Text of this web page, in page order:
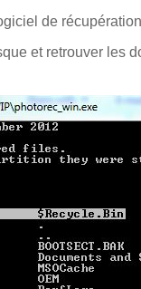
de
et retrouver les